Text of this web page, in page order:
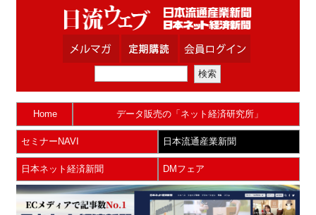
Home データ販売の「ネット経済研究所」
セミナーNAVI 日本流通産業新聞
日本ネット経済新聞 DMフェア